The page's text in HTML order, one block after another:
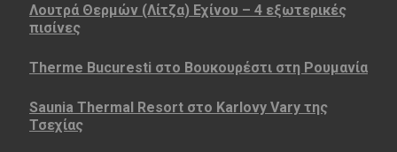
Λουτρά Θερμών (Λίτζα) Εχίνου – 4 εξωτερικές
πισίνες
Therme Bucuresti στο Βουκουρέστι στη Ρουμανία
Saunia Thermal Resort στο Karlovy Vary της
Τσεχίας